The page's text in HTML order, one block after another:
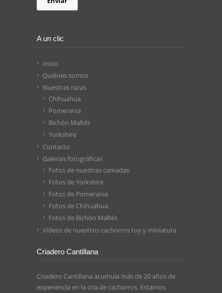
A un clic
Inicio
Quiénes somos
Nuestras razas
Chihuahua
Pomerania
Bichón Maltés
Yorkshire
Contacto
Galerías fotográficas
Fotos de nuestras camadas
Fotos de Yorkshire
Fotos de Pomerania
Fotos de Chihuahua
Fotos de Bichón Maltés
Vídeos de nuestros cachorros toy y miniatura
Criadero Cantillana
Criadero Cantillana acumula más de 20 años de
experiencia en la cría de cachorros. Estamos